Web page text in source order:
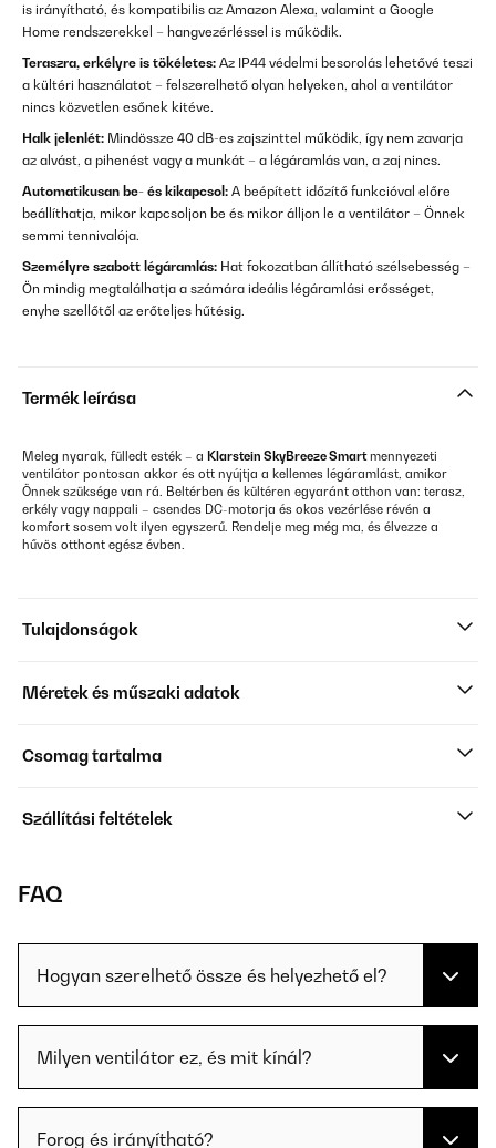
is irányítható, és kompatibilis az Amazon Alexa, valamint a Google
Home rendszerekkel – hangvezérléssel is működik.
Teraszra, erkélyre is tökéletes: Az IP44 védelmi besorolás lehetővé teszi
a kültéri használatot – felszerelhető olyan helyeken, ahol a ventilátor
nincs közvetlen esőnek kitéve.
Halk jelenlét: Mindössze 40 dB-es zajszinttel működik, így nem zavarja
az alvást, a pihenést vagy a munkát – a légáramlás van, a zaj nincs.
Automatikusan be- és kikapcsol: A beépített időzítő funkcióval előre
beállíthatja, mikor kapcsoljon be és mikor álljon le a ventilátor – Önnek
semmi tennivalója.
Személyre szabott légáramlás: Hat fokozatban állítható szélsebesség –
Ön mindig megtalálhatja a számára ideális légáramlási erősséget,
enyhe szellőtől az erőteljes hűtésig.
Termék leírása
Meleg nyarak, fülledt esték – a Klarstein SkyBreeze Smartmennyezeti
ventilátor pontosan akkor és ott nyújtja a kellemes légáramlást, amikor
Önnek szüksége van rá. Beltérben és kültéren egyaránt otthon van: terasz,
erkély vagy nappali – csendes DC-motorja és okos vezérlése révén a
komfort sosem volt ilyen egyszerű. Rendelje meg még ma, és élvezze a
hűvös otthont egész évben.
Tulajdonságok
Méretek és műszaki adatok
Csomag tartalma
Szállítási feltételek
FAQ
Hogyan szerelhető össze és helyezhető el?
Milyen ventilátor ez, és mit kínál?
Forog és irányítható?